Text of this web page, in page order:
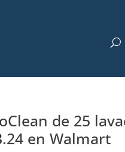
de 25
en Walmart